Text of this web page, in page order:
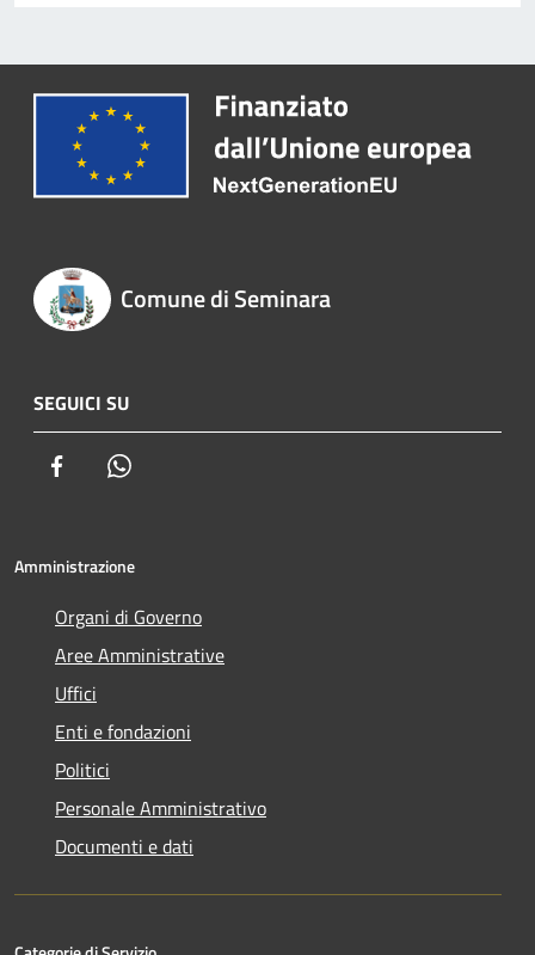
Comune di Seminara
SEGUICI SU
Facebook
Amministrazione
Organi di Governo
Aree Amministrative
Uffici
Enti e fondazioni
Politici
Personale Amministrativo
Documenti e dati